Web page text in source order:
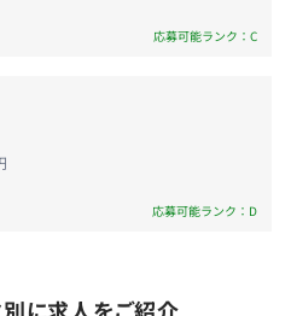
リッツの子会社であるため、
ジニアのプロとして、自らが
所をつくりたいという想いか
を支給する場合があります。
応募可能ランク：C
応募可能ランク：D